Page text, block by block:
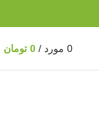
0 مورد /
0 تومان